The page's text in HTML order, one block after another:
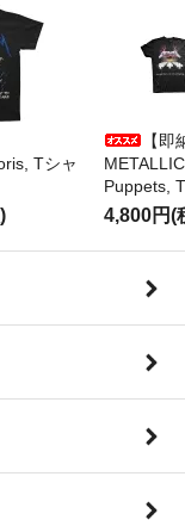
Tシャ
【即
Puppets,
4,800円(